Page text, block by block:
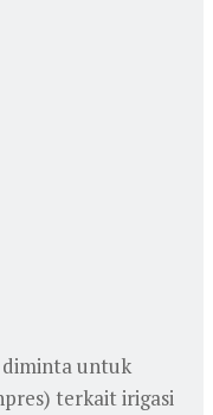
diminta untuk
terkait irigasi